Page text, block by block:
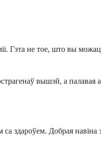
Гэта не тое, што вы
вышэй, а палавая
са здароўем. Добрая